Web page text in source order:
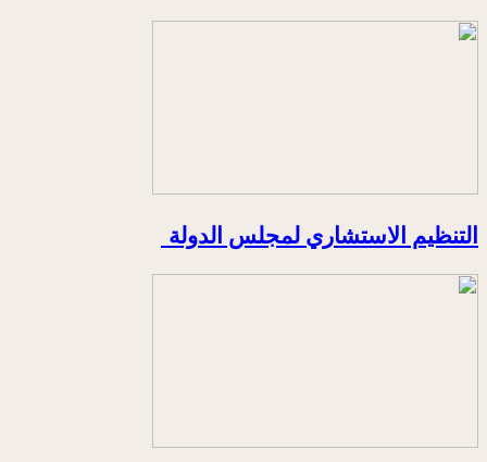
التنظيم الاستشاري لمجلس الدولة